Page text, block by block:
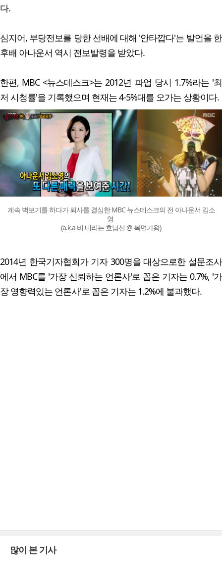
다.
심지어, 부당전보를 당한 선배에 대해 '안타깝다'는 발언을 한
후배 아나운서 역시 전보발령을 받았다.
한편, MBC <뉴스데스크>는 2012년 파업 당시 1.7%라는 '최
저 시청률'을 기록했으며 현재는 4-5%대를 오가는 상황이다.
계속 벽보기를 하다가 퇴사를 결심한 MBC 뉴스데스크의 전 아나운서 김소
영
(a.k.a 비 내리는 호남선 @ 복면가왕)
2014년 한국기자협회가 기자 300명을 대상으로한 설문조사
에서 MBC를 '가장 신뢰하는 언론사'로 꼽은 기자는 0.7%, '가
장 영향력있는 언론사'로 꼽은 기자는 1.2%에 불과했다.
많이 본 기사